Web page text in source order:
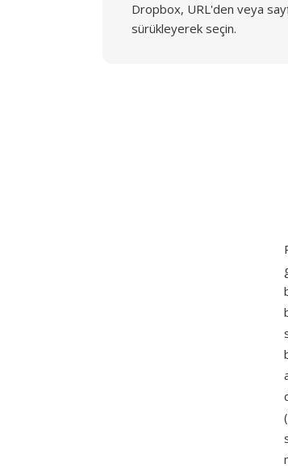
Dropbox, URL'den veya
sürükleyerek seçin.